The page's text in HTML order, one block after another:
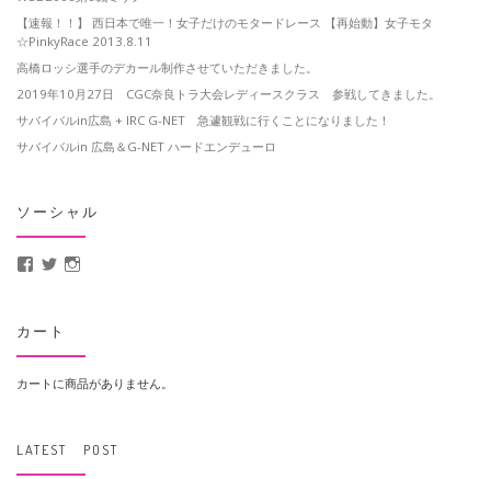
【速報！！】 西日本で唯一！女子だけのモタードレース 【再始動】女子モタ
☆PinkyRace 2013.8.11
高橋ロッシ選手のデカール制作させていただきました。
2019年10月27日 CGC奈良トラ大会レディースクラス 参戦してきました。
サバイバルin広島 + IRC G-NET 急遽観戦に行くことになりました！
サバイバルin 広島＆G-NET ハードエンデューロ
ソーシャル
MotoCrusader さんのプロフィールを Facebook で表示
@MotoCrusader さんのプロフィールを Twitter で表示
カート
カートに商品がありません。
LATEST POST